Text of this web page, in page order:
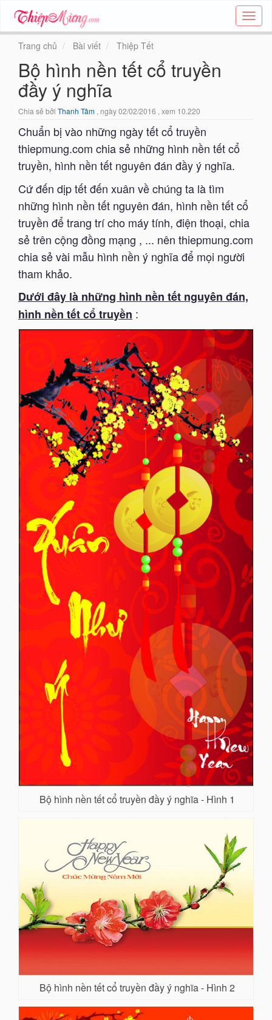
Tạo
thiệp
Trang chủ Bài viết Thiệp Tết
Bộ hình nền tết cổ truyền
đầy ý nghĩa
Chia sẻ bởi Thanh Tâm , ngày 02/02/2016 , xem 10.220
Chuẩn bị vào những ngày tết cổ truyền
thiepmung.com chia sẻ những hình nền tết cổ
truyền, hình nền tết nguyên đán đầy ý nghĩa.
Cứ đến dịp tết đến xuân về chúng ta là tìm
những hình nền tết nguyên đán, hình nền tết cổ
truyền để trang trí cho máy tính, điện thoại, chia
sẻ trên cộng đồng mạng , ... nên thiepmung.com
chia sẻ vài mẫu hình nền ý nghĩa để mọi người
tham khảo.
Dưới đây là những hình nền tết nguyên đán,
hình nền tết cổ truyền :
Bộ hình nền tết cổ truyền đầy ý nghĩa - Hình 1
Bộ hình nền tết cổ truyền đầy ý nghĩa - Hình 2